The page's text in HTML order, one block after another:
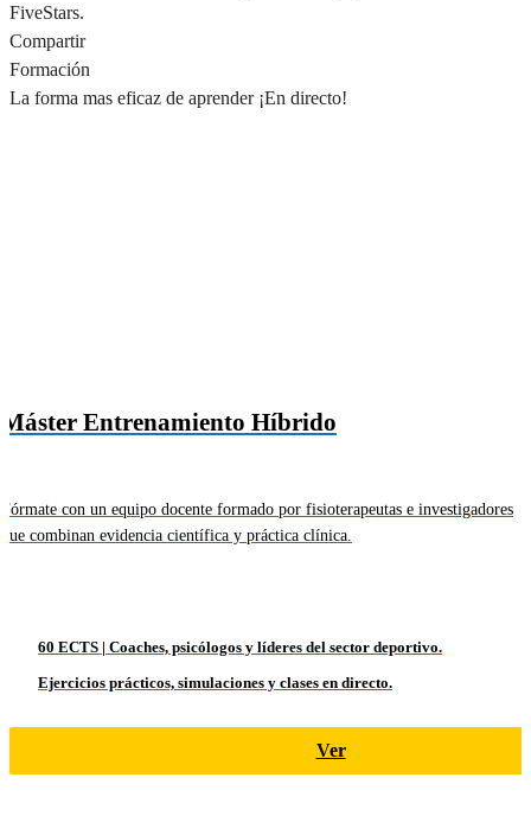
FiveStars.
Compartir
Formación
La forma mas eficaz de aprender ¡En directo!
Máster Entrenamiento Híbrido
Fórmate con un equipo docente formado por fisioterapeutas e investigadores
que combinan evidencia científica y práctica clínica.
60 ECTS | Coaches, psicólogos y líderes del sector deportivo.
Ejercicios prácticos, simulaciones y clases en directo.
Ver